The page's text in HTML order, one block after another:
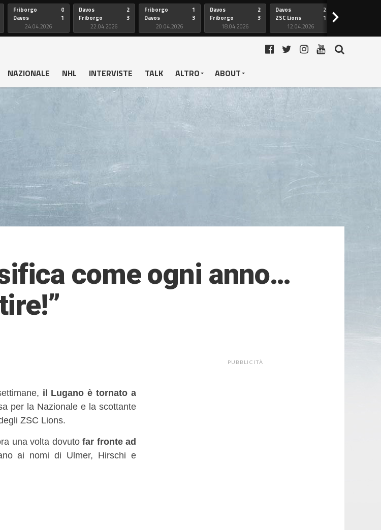
Friborgo
Davos
0
1
24.04.2026
Davos
Friborgo
2
3
22.04.2026
Friborgo
Davos
1
3
20.04.2026
Davos
Friborgo
2
3
18.04.2026
Davos
ZSC Lions
2
1
12.04.2026
>
NAZIONALE NHL INTERVISTE TALK ALTRO ABOUT
come ogni anno…
il Lugano è tornato a
per la Nazionale e la scottante
ZSC Lions.
una volta dovutofar fronte ad
ai nomi di Ulmer, Hirschi e
PUBBLICITÀ